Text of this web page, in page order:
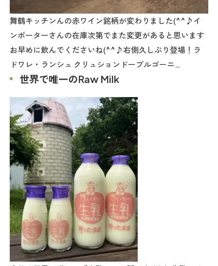
舞鶴キッチンんの赤ワイン銘柄が変わりました(^^♪イ
ンポーターさんの在庫次第でまた変更があると思います
お早めに飲んでくださいね(^^♪右側久しぶり登場！ラ
ドワレ・ランシュ クリュションドーブルゴーニ…
世界で唯一のRaw Milk